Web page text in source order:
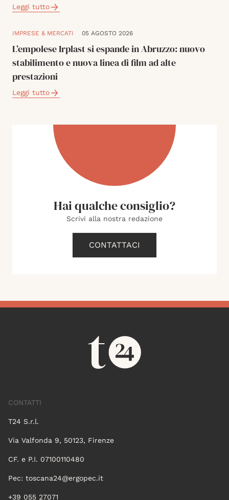
Leggi tutto
IMPRESE & MERCATI 05 AGOSTO 2026
L’empolese Irplast si espande in Abruzzo: nuovo
stabilimento e nuova linea di film ad alte
prestazioni
Leggi tutto
Hai qualche consiglio?
Scrivi alla nostra redazione
CONTATTACI
CONTATTI
T24 S.r.l.
Via Valfonda 9, 50123, Firenze
CF. e P.I. 07100110480
Pec: toscana24@ergopec.it
+39 055 27071